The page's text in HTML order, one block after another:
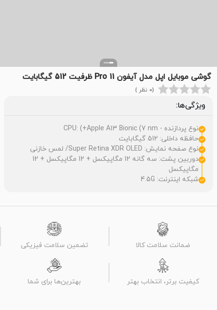
گوشی موبایل اپل مدل آیفون 11 Pro ظرفیت 512 گیگابایت
(0 نظر )
ویژگی‌ها:
نوع پردازنده - CPU: (+Apple A13 Bionic (7 nm
حافظه داخلی: 512 گيگابايت
نوع صفحه نمایش: Super Retina XDR OLED/ لمس خازنی
دوربین پشت: سه گانه 12 مگاپیکسل + 12 مگاپیکسل + 12
مگاپیکسل
شبکه اینترنت: 4.5G
ضمانت سلامت کالا تضمین سلامت فیزیکی
کیفیت برتر، انتخاب بهتر بهترین‌ها برای شما